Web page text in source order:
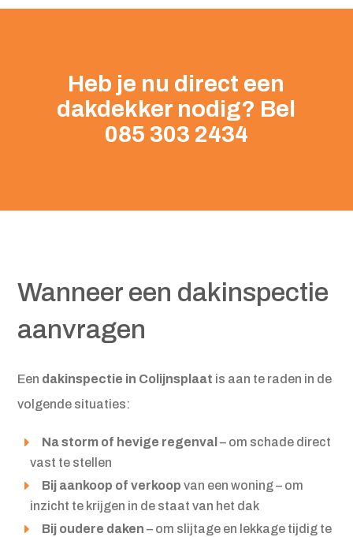
Heb je nu direct een
dakdekker nodig? Bel
085 303 2434
Wanneer een dakinspectie
aanvragen
Een dakinspectie in Colijnsplaat is aan te raden in de
volgende situaties:
Na storm of hevige regenval – om schade direct
vast te stellen
Bij aankoop of verkoop van een woning – om
inzicht te krijgen in de staat van het dak
Bij oudere daken – om slijtage en lekkage tijdig te